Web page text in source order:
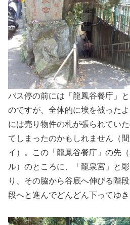
バス停の前には「龍鳳谷餐庁」
のですが、全体的に埃を被った
には売り物件の札が張られてい
てしまったのかもしれません（
イ）。この「龍鳳谷餐庁」の先
ル）のところに、「龍泉宮」と
り、その脇から谷底へ伸びる階
段へと進んでどんどん下ってゆき